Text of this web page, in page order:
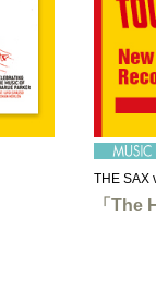
THE SAX
「The